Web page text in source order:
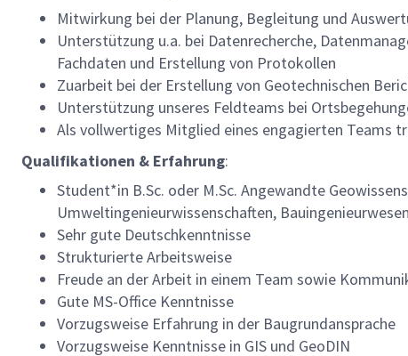
Mitwirkung bei der Planung, Begleitung und
Unterstützung u.a. bei Datenrecherche,
Fachdaten und Erstellung von Protokollen
Zuarbeit bei der Erstellung von Geotechnischen
Unterstützung unseres Feldteams bei
Als vollwertiges Mitglied eines engagierten Teams
Qualifikationen & Erfahrung:
Student*in B.Sc. oder M.Sc. Angewandte
Umweltingenieurwissenschaften,
Sehr gute Deutschkenntnisse
Strukturierte Arbeitsweise
Freude an der Arbeit in einem Team sowie
Gute MS-Office Kenntnisse
Vorzugsweise Erfahrung in der Baugrundansprache
Vorzugsweise Kenntnisse in GIS und GeoDIN